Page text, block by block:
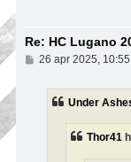
Re: HC Lugano
M
26 apr 2025, 10:55
Under
Thor41